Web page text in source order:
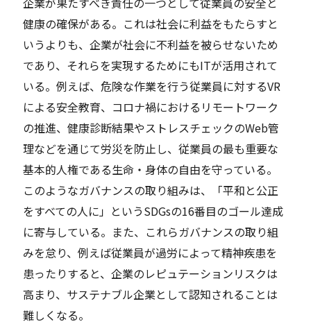
健康の確保がある。これは社会に利益をもたらすと
いうよりも、企業が社会に不利益を被らせないため
であり、それらを実現するためにもITが活用されて
いる。例えば、危険な作業を行う従業員に対するVR
による安全教育、コロナ禍におけるリモートワーク
の推進、健康診断結果やストレスチェックのWeb管
理などを通じて労災を防止し、従業員の最も重要な
基本的人権である生命・身体の自由を守っている。
このようなガバナンスの取り組みは、「平和と公正
をすべての人に」というSDGsの16番目のゴール達成
に寄与している。また、これらガバナンスの取り組
みを怠り、例えば従業員が過労によって精神疾患を
患ったりすると、企業のレピュテーションリスクは
高まり、サステナブル企業として認知されることは
難しくなる。